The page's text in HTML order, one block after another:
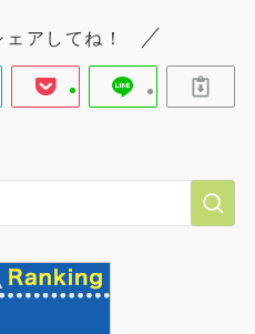
アしてね！